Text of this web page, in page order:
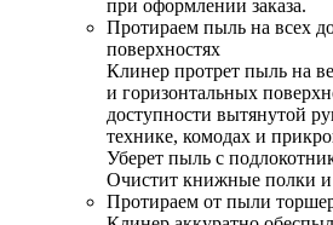
при оформлении заказа.
Протираем пыль на всех
поверхностях
Клинер протрет пыль на
и горизонтальных
доступности вытянутой
технике, комодах и
Уберет пыль с
Очистит книжные полки и
Протираем от пыли